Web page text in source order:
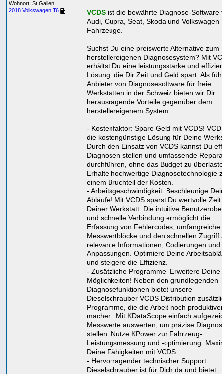
Wohnort: St.Gallen
2018 Volkswagen T6
VCDS ist die bewährte Diagnose-Software
Audi, Cupra, Seat, Skoda und Volkswagen
Fahrzeuge.
Suchst Du eine preiswerte Alternative zum
herstellereigenen Diagnosesystem? Mit
erhältst Du eine leistungsstarke und
Lösung, die Dir Zeit und Geld spart. Als
Anbieter von Diagnosesoftware für freie
Werkstätten in der Schweiz bieten wir Dir
herausragende Vorteile gegenüber dem
herstellereigenem System.
- Kostenfaktor: Spare Geld mit VCDS!
die kostengünstige Lösung für Deine
Durch den Einsatz von VCDS kannst Du
Diagnosen stellen und umfassende
durchführen, ohne das Budget zu
Erhalte hochwertige Diagnosetechnologie
einem Bruchteil der Kosten.
- Arbeitsgeschwindigkeit: Beschleunige
Abläufe! Mit VCDS sparst Du wertvolle Zeit
Deiner Werkstatt. Die intuitive
und schnelle Verbindung ermöglicht die
Erfassung von Fehlercodes, umfangreiche
Messwertblöcke und den schnellen Zugriff
relevante Informationen, Codierungen und
Anpassungen. Optimiere Deine
und steigere die Effizienz.
- Zusätzliche Programme: Erweitere Deine
Möglichkeiten! Neben den grundlegenden
Diagnosefunktionen bietet unsere
Dieselschrauber VCDS Distribution
Programme, die die Arbeit noch
machen. Mit KDataScope einfach
Messwerte auswerten, um präzise
stellen. Nutze KPower zur Fahrzeug-
Leistungsmessung und -optimierung.
Deine Fähigkeiten mit VCDS.
- Hervorragender technischer Support:
Dieselschrauber ist für Dich da und bietet